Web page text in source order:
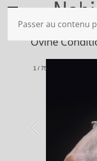
Passer au contenu
Ovine
1 / 75